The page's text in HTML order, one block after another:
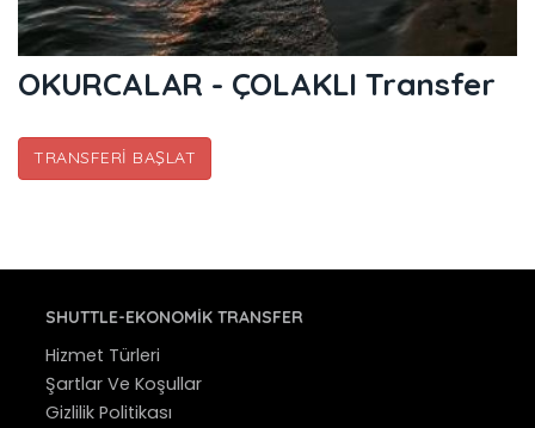
OKURCALAR - ÇOLAKLI Transfer
TRANSFERI BAŞLAT
SHUTTLE-EKONOMIK TRANSFER
Hizmet Türleri
Şartlar Ve Koşullar
Gizlilik Politikası